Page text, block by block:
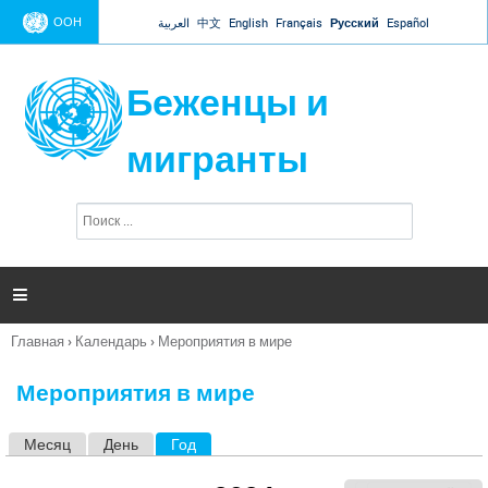
Jump to navigation
ООН العربية 中文 English Français Русский Español
Беженцы и
мигранты
п
и

Вы
Главная › Календарь › Мероприятия в мире
Мероприятия в мире
Месяц День Год